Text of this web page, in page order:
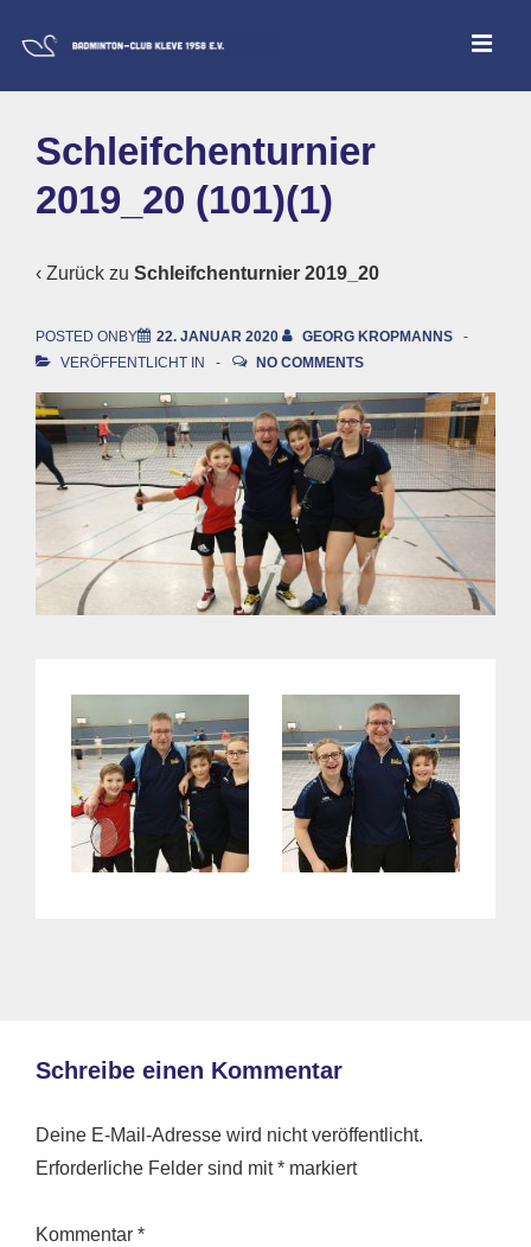
Zum
Navigation
Schleifchenturnier
2019_20 (101)(1)
‹ Zurück zu Schleifchenturnier 2019_20
POSTED ONBY 22. JANUAR 2020
GEORG KROPMANNS
VERÖFFENTLICHT IN
NO COMMENTS
Schreibe einen Kommentar
Deine E-Mail-Adresse wird nicht veröffentlicht.
Erforderliche Felder sind mit* markiert
Kommentar *